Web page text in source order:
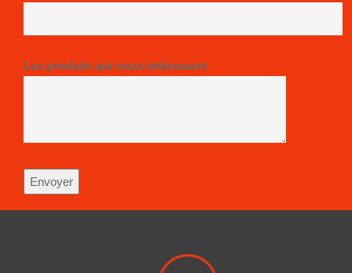
Les produits qui vous intéressent